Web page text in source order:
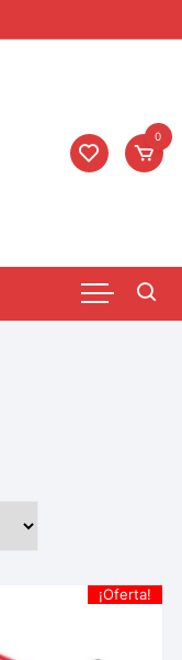
0
¡Oferta!